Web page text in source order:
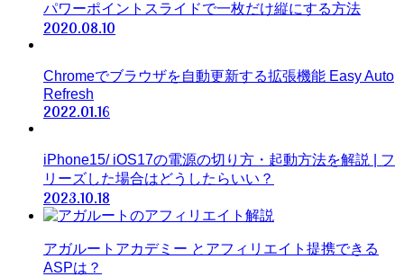
パワーポイントスライドで一枚だけ縦にする方法
2020.08.10
Chromeでブラウザを自動更新する拡張機能 Easy Auto
Refresh
2022.01.16
iPhone15/ iOS17の電源の切り方・起動方法を解説 | フ
リーズした場合はどうしたらいい？
2023.10.18
アガルートアカデミー とアフィリエイト提携できる
ASPは？